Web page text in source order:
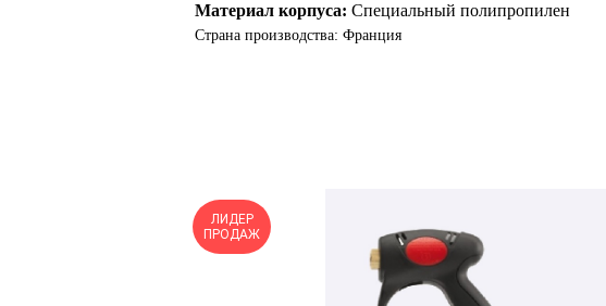
Материал корпуса: Специальный полипропилен
Страна производства: Франция
ЛИДЕР
ПРОДАЖ